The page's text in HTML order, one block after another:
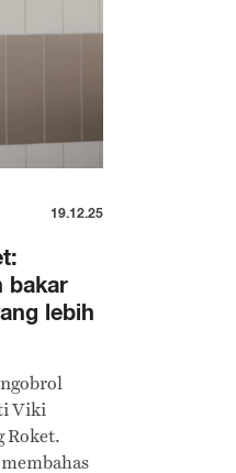
19.12.25
bakar
lebih
Viki
Roket.